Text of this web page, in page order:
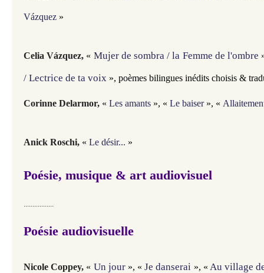
Vázquez »
Celia Vázquez, « Mujer de sombra / la Femme de l'ombre
/ Lectrice de ta voix », poèmes bilingues inédits choisis &
Corinne Delarmor, « Les amants », « Le baiser », «
Anick Roschi, « Le désir... »
Poésie, musique & art audiovisuel
Poésie audiovisuelle
Nicole Coppey, « Un jour », «Je danserai », « Au village